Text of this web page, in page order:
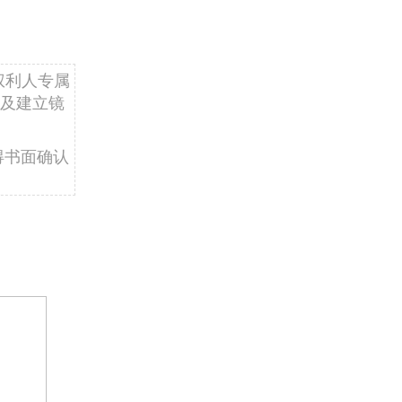
人专属
建立镜
书面确认